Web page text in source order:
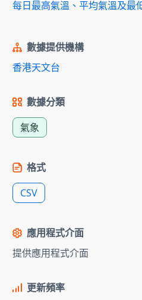
每日最高氣溫、平均氣溫及最
數據提供機構
香港天文台
數據分類
氣象
格式
CSV
應用程式介面
提供應用程式介面
更新頻率